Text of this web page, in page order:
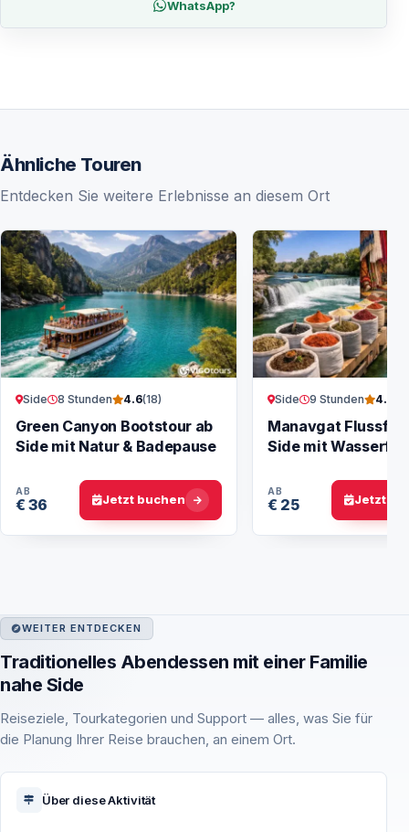
WhatsApp?
Ähnliche Touren
Entdecken Sie weitere Erlebnisse an diesem Ort
Side 8 Stunden 4.6(18)
Green Canyon Bootstour ab
Side mit Natur & Badepause
AB
€ 36 Jetzt buchen
Side 9 Stunden 4.8
Manavgat
Side mit
AB
€ 25 Jetzt
WEITER ENTDECKEN
Traditionelles Abendessen mit einer Familie
nahe Side
Reiseziele, Tourkategorien und Support — alles, was Sie für
die Planung Ihrer Reise brauchen, an einem Ort.
Über diese Aktivität